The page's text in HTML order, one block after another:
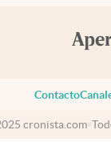
Contacto
cronista.com